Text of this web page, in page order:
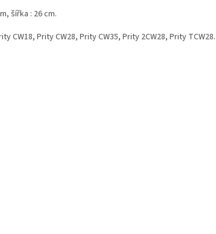
šířka : 26 cm.
CW18, Prity CW28, Prity CW35, Prity 2CW28, Prity TCW28.